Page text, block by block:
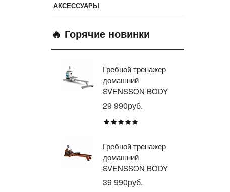
АКСЕССУАРЫ
🔥 Горячие новинки
Гребной тренажер
домашний
SVENSSON BODY
LABS WHEELO
29 990руб.
Гребной тренажер
домашний
SVENSSON BODY
LABS WAVERUN
39 990руб.